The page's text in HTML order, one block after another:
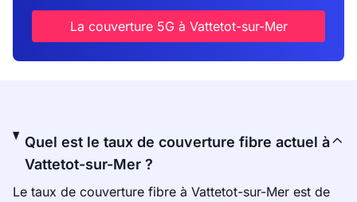
La couverture 5G à Vattetot-sur-Mer
Quel est le taux de couverture fibre actuel à
Vattetot-sur-Mer ?
Le taux de couverture fibre à Vattetot-sur-Mer est de